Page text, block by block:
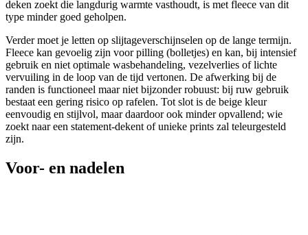
deken zoekt die langdurig warmte vasthoudt, is met fleece van dit
type minder goed geholpen.
Verder moet je letten op slijtageverschijnselen op de lange termijn.
Fleece kan gevoelig zijn voor pilling (bolletjes) en kan, bij intensief
gebruik en niet optimale wasbehandeling, vezelverlies of lichte
vervuiling in de loop van de tijd vertonen. De afwerking bij de
randen is functioneel maar niet bijzonder robuust: bij ruw gebruik
bestaat een gering risico op rafelen. Tot slot is de beige kleur
eenvoudig en stijlvol, maar daardoor ook minder opvallend; wie
zoekt naar een statement-dekent of unieke prints zal teleurgesteld
zijn.
Voor- en nadelen